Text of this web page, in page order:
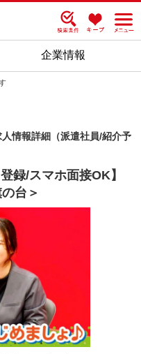
企業情報
情報詳細（派遣社員/紹介予
録/スマホ面接OK】
台＞